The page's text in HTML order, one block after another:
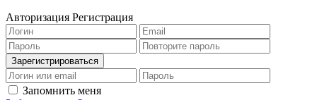
Авторизация Регистрация
Запомнить меня